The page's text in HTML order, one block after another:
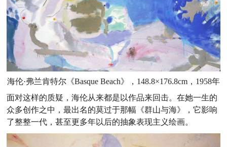
海伦·弗兰肯特尔《Basque Beach》，148.8×176.8cm，1958年
面对这样的质疑，海伦从来都是以作品来回击。在她一生的
众多创作之中，最出名的莫过于那幅《群山与海》，它影响
了整整一代，甚至更多年以后的抽象表现主义绘画。